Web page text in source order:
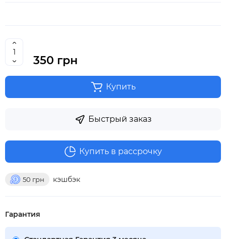
350 грн
Купить
Быстрый заказ
50 грн кэшбэк
Купить в рассрочку
Гарантия